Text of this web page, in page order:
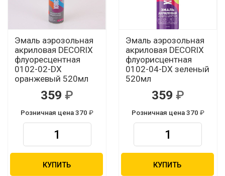
Эмаль аэрозольная
акриловая DECORIX
флуоресцентная
0102-02-DX
оранжевый 520мл
359
Розничная цена 370
КУПИТЬ
Эмаль аэрозольная
акриловая DECORIX
флуорисцентная
0102-04-DX зеленый
520мл
359
Розничная цена 370
КУПИТЬ